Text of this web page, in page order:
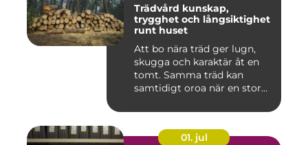
Trädvård kunskap,
trygghet och långsiktighet
runt huset
Att bo nära träd ger lugn,
skugga och karaktär åt en
tomt. Samma träd kan
samtidigt oroa när en stor...
01. jul